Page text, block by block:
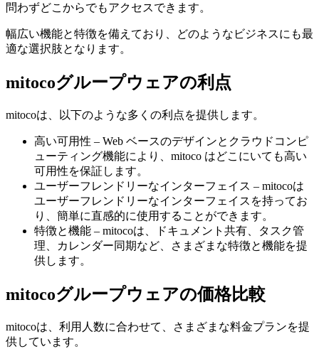
問わずどこからでもアクセスできます。
幅広い機能と特徴を備えており、どのようなビジネスにも最
適な選択肢となります。
mitocoグループウェアの利点
mitocoは、以下のような多くの利点を提供します。
高い可用性 – Web ベースのデザインとクラウドコンピ
ューティング機能により、mitoco はどこにいても高い
可用性を保証します。
ユーザーフレンドリーなインターフェイス – mitocoは
ユーザーフレンドリーなインターフェイスを持ってお
り、簡単に直感的に使用することができます。
特徴と機能 – mitocoは、ドキュメント共有、タスク管
理、カレンダー同期など、さまざまな特徴と機能を提
供します。
mitocoグループウェアの価格比較
mitocoは、利用人数に合わせて、さまざまな料金プランを提
供しています。